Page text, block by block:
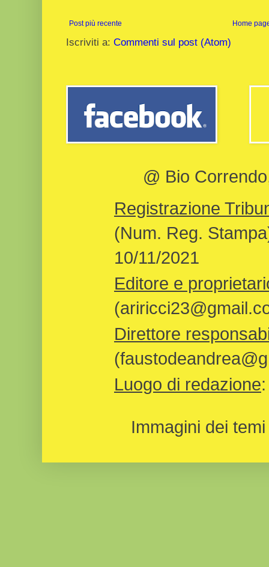
Post più recente Home
Iscriviti a: Commenti sul post (Atom)
@ Bio
Registrazione
(Num. Reg.
10/11/2021
Editore e
Direttore
Luogo di redazione
Immagini dei